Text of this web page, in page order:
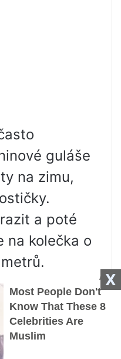
X
guláše
na zimu,
a poté
na kolečka o
jakýmkoli
na tác a
do mrazáku.